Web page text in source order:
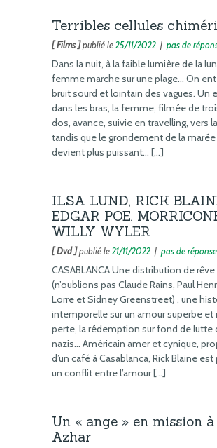
Terribles cellules
[ Films ]publié le25/11/2022 | pas de
Dans la nuit, à la faible lumière de la
femme marche sur une plage… On
bruit sourd et lointain des vagues. Un
dans les bras, la femme, filmée de
dos, avance, suivie en travelling, vers
tandis que le grondement de la
devient plus puissant… […]
ILSA LUND, RICK
EDGAR POE,
WILLY WYLER
[ Dvd ]publié le21/11/2022 | pas de réponse
CASABLANCA Une distribution de rêve
(n’oublions pas Claude Rains, Paul
Lorre et Sidney Greenstreet) , une
intemporelle sur un amour superbe et
perte, la rédemption sur fond de lutte
nazis… Américain amer et cynique,
d’un café à Casablanca, Rick Blaine est
un conflit entre l’amour […]
Un « ange » en mission
Azhar